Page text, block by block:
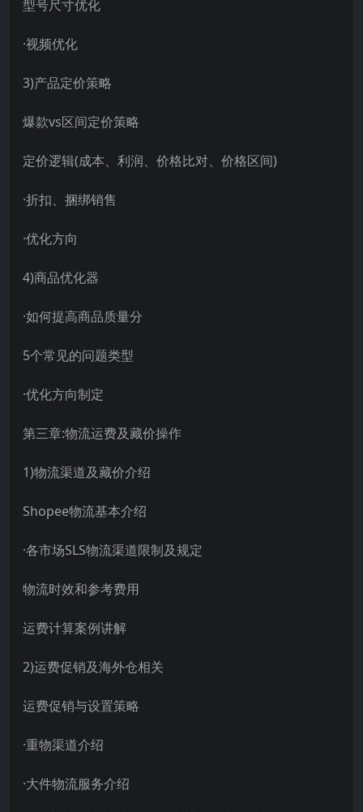
型号尺寸优化
·视频优化
3)产品定价策略
爆款vs区间定价策略
定价逻辑(成本、利润、价格比对、价格区间)
·折扣、捆绑销售
·优化方向
4)商品优化器
·如何提高商品质量分
5个常见的问题类型
·优化方向制定
第三章:物流运费及藏价操作
1)物流渠道及藏价介绍
Shopee物流基本介绍
·各市场SLS物流渠道限制及规定
物流时效和参考费用
运费计算案例讲解
2)运费促销及海外仓相关
运费促销与设置策略
·重物渠道介绍
·大件物流服务介绍